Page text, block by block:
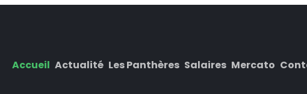
Accueil Actualité Les Panthères Salaires Mercato